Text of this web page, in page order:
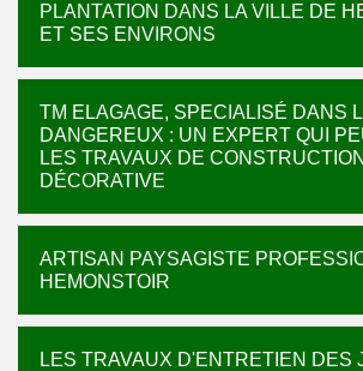
PLANTATION DANS LA VILLE DE
ET SES ENVIRONS
TM ELAGAGE, SPECIALISÉ DANS
DANGEREUX : UN EXPERT QUI
LES TRAVAUX DE CONSTRUCTION
DÉCORATIVE
ARTISAN PAYSAGISTE
HEMONSTOIR
LES TRAVAUX D'ENTRETIEN DES